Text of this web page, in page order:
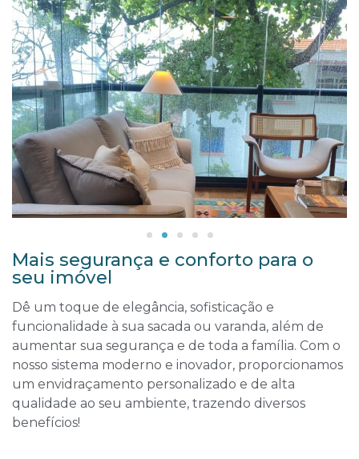
Mais segurança e conforto para o
seu imóvel
Dê um toque de elegância, sofisticação e
funcionalidade à sua sacada ou varanda, além de
aumentar sua segurança e de toda a família. Com o
nosso sistema moderno e inovador, proporcionamos
um envidraçamento personalizado e de alta
qualidade ao seu ambiente, trazendo diversos
benefícios!